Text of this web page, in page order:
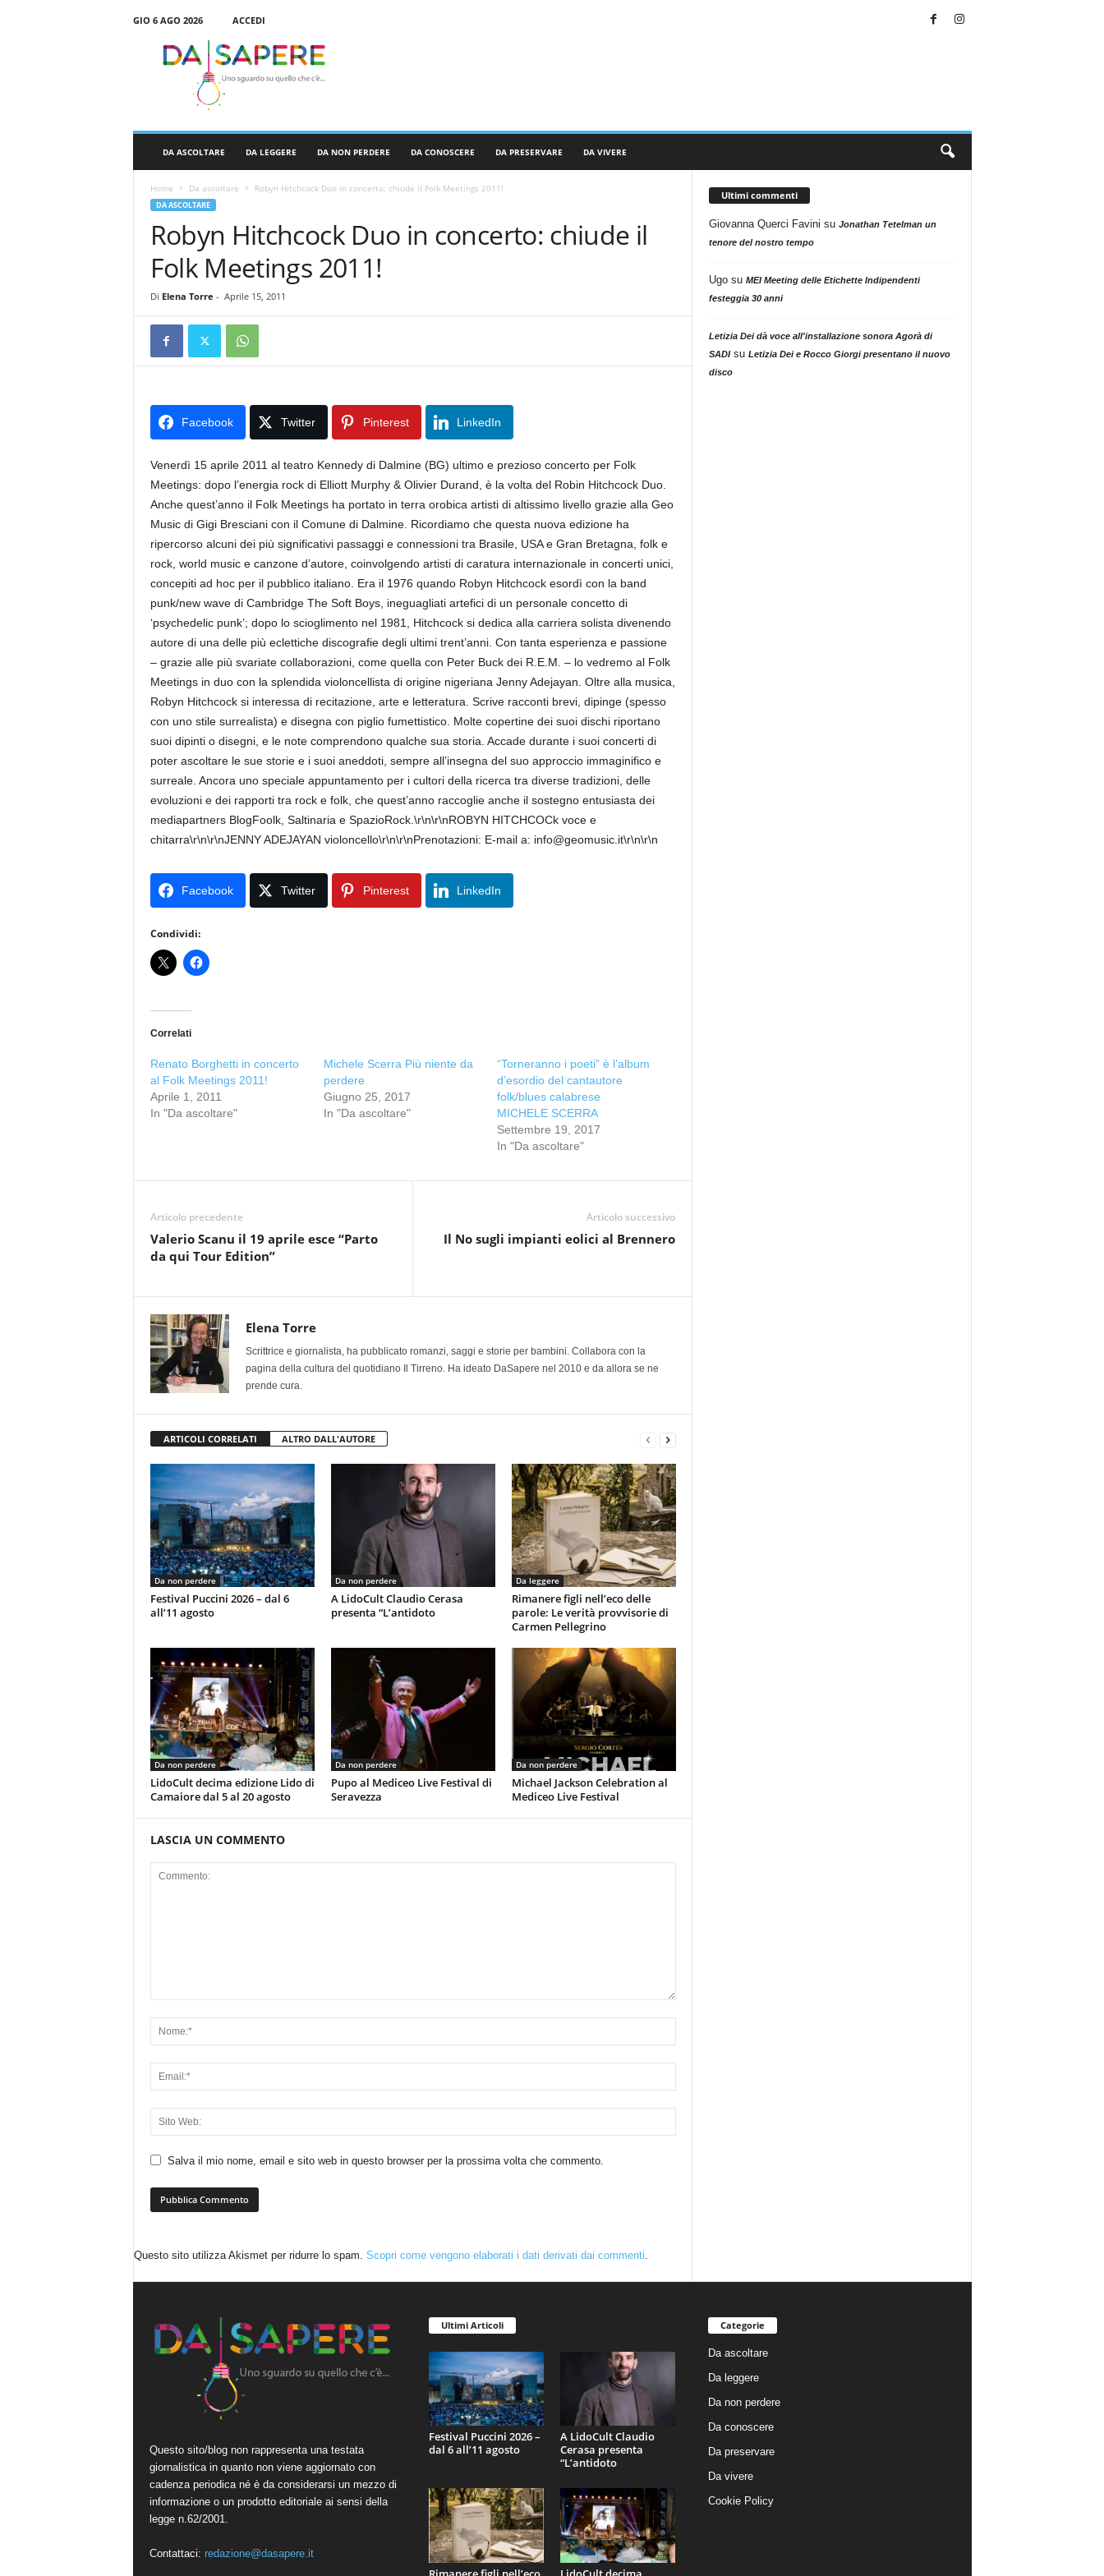
GIO 6 AGO 2026
ACCEDI
DA ASCOLTARE DA LEGGERE DA NON PERDERE DA CONOSCERE DA PRESERVARE DA VIVERE
Home Da ascoltare Robyn Hitchcock Duo in concerto: chiude il Folk Meetings 2011!
DA ASCOLTARE
Robyn Hitchcock Duo in concerto: chiude il
Folk Meetings 2011!
Di Elena Torre - Aprile 15, 2011
Facebook Twitter Pinterest LinkedIn
Venerdì 15 aprile 2011 al teatro Kennedy di Dalmine (BG) ultimo e prezioso concerto per Folk
Meetings: dopo l’energia rock di Elliott Murphy & Olivier Durand, è la volta del Robin Hitchcock Duo.
Anche quest’anno il Folk Meetings ha portato in terra orobica artisti di altissimo livello grazie alla Geo
Music di Gigi Bresciani con il Comune di Dalmine. Ricordiamo che questa nuova edizione ha
ripercorso alcuni dei più significativi passaggi e connessioni tra Brasile, USA e Gran Bretagna, folk e
rock, world music e canzone d’autore, coinvolgendo artisti di caratura internazionale in concerti unici,
concepiti ad hoc per il pubblico italiano. Era il 1976 quando Robyn Hitchcock esordì con la band
punk/new wave di Cambridge The Soft Boys, ineguagliati artefici di un personale concetto di
‘psychedelic punk’; dopo lo scioglimento nel 1981, Hitchcock si dedica alla carriera solista divenendo
autore di una delle più eclettiche discografie degli ultimi trent’anni. Con tanta esperienza e passione
– grazie alle più svariate collaborazioni, come quella con Peter Buck dei R.E.M. – lo vedremo al Folk
Meetings in duo con la splendida violoncellista di origine nigeriana Jenny Adejayan. Oltre alla musica,
Robyn Hitchcock si interessa di recitazione, arte e letteratura. Scrive racconti brevi, dipinge (spesso
con uno stile surrealista) e disegna con piglio fumettistico. Molte copertine dei suoi dischi riportano
suoi dipinti o disegni, e le note comprendono qualche sua storia. Accade durante i suoi concerti di
poter ascoltare le sue storie e i suoi aneddoti, sempre all’insegna del suo approccio immaginifico e
surreale. Ancora uno speciale appuntamento per i cultori della ricerca tra diverse tradizioni, delle
evoluzioni e dei rapporti tra rock e folk, che quest’anno raccoglie anche il sostegno entusiasta dei
mediapartners BlogFoolk, Saltinaria e SpazioRock.\r\n\r\nROBYN HITCHCOCk voce e
chitarra\r\n\r\nJENNY ADEJAYAN violoncello\r\n\r\nPrenotazioni: E-mail a: info@geomusic.it\r\n\r\n
Facebook Twitter Pinterest LinkedIn
Condividi:
Correlati
Renato Borghetti in concerto
al Folk Meetings 2011!
Aprile 1, 2011
In "Da ascoltare"
Michele Scerra Più niente da
perdere
Giugno 25, 2017
In "Da ascoltare"
“Torneranno i poeti” è l’album
d’esordio del cantautore
folk/blues calabrese
MICHELE SCERRA
Settembre 19, 2017
In "Da ascoltare"
Articolo precedente
Valerio Scanu il 19 aprile esce “Parto
da qui Tour Edition”
Articolo successivo
Il No sugli impianti eolici al Brennero
Elena Torre
Scrittrice e giornalista, ha pubblicato romanzi, saggi e storie per bambini. Collabora con la
pagina della cultura del quotidiano Il Tirreno. Ha ideato DaSapere nel 2010 e da allora se ne
prende cura.
ARTICOLI CORRELATI ALTRO DALL'AUTORE
Da non perdere
Festival Puccini 2026 – dal 6
all’11 agosto
Da non perdere
A LidoCult Claudio Cerasa
presenta “L’antidoto
Da leggere
Rimanere figli nell’eco delle
parole: Le verità provvisorie di
Carmen Pellegrino
Da non perdere
LidoCult decima edizione Lido di
Camaiore dal 5 al 20 agosto
Da non perdere
Pupo al Mediceo Live Festival di
Seravezza
Da non perdere
Michael Jackson Celebration al
Mediceo Live Festival
LASCIA UN COMMENTO
Salva il mio nome, email e sito web in questo browser per la prossima volta che commento.
Questo sito utilizza Akismet per ridurre lo spam. Scopri come vengono elaborati i dati derivati dai commenti.
Ultimi commenti
Giovanna Querci Favini su Jonathan Tetelman un
tenore del nostro tempo
Ugosu MEI Meeting delle Etichette Indipendenti
festeggia 30 anni
Letizia Dei dà voce all'installazione sonora Agorà di
SADIsu Letizia Dei e Rocco Giorgi presentano il nuovo
disco
Questo sito/blog non rappresenta una testata
giornalistica in quanto non viene aggiornato con
cadenza periodica né è da considerarsi un mezzo di
informazione o un prodotto editoriale ai sensi della
legge n.62/2001.
Contattaci: redazione@dasapere.it
Ultimi Articoli
Festival Puccini 2026 –
dal 6 all’11 agosto
A LidoCult Claudio
Cerasa presenta
“L’antidoto
Categorie
Da ascoltare
Da leggere
Da non perdere
Da conoscere
Da preservare
Da vivere
Cookie Policy